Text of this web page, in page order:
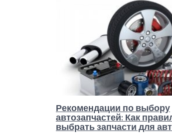
Рекомендации по выбору
автозапчастей: Как
выбрать запчасти для